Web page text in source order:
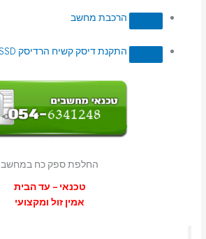
הרכבת מחשב
התקנת דיסק קשיח הרדיסק SSD
החלפת ספק כח במחשב
טכנאי – עד הבית
אמין זול ומקצועי